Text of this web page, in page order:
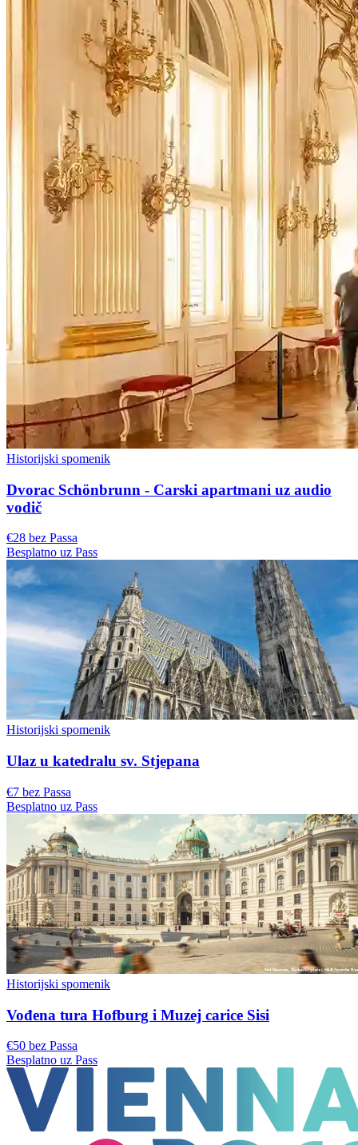
Historijski spomenik
Dvorac Schönbrunn - Carski apartmani uz audio
vodič
€28 bez Passa
Besplatno uz Pass
Historijski spomenik
Ulaz u katedralu sv. Stjepana
€7 bez Passa
Besplatno uz Pass
Historijski spomenik
Vođena tura Hofburg i Muzej carice Sisi
€50 bez Passa
Besplatno uz Pass